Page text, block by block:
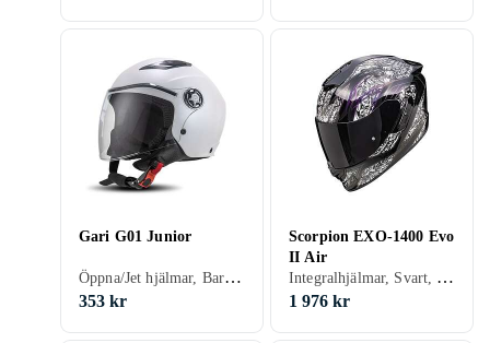
Gari G01 Junior
Öppna/Jet hjälmar, Barnhjälmar, Vit, Blå, Röd, Gul, Rosa
353 kr
Scorpion EXO-1400 Evo
II Air
Integralhjälmar, Svart, Vit, Silver, Grå, Blå, Röd, Rosa
1 976 kr